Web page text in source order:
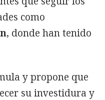
como
, donde han tenido
y propone que
su investidura y